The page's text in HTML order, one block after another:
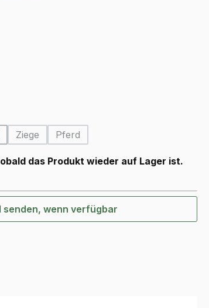
verfügbar.)
zurzeit nicht verfügbar.)
nicht verfügbar.)
ist zurzeit nicht verfügbar.)
Ziege
(Diese Option ist zurzeit nicht verfügbar.)
Pferd
(Diese Option ist zurzeit nicht
das Produkt wieder auf Lager ist.
senden, wenn verfügbar